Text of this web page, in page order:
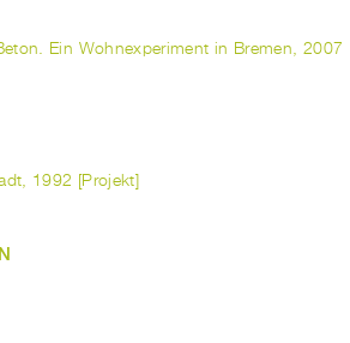
Ein Wohnexperiment in Bremen, 2007
1992 [Projekt]